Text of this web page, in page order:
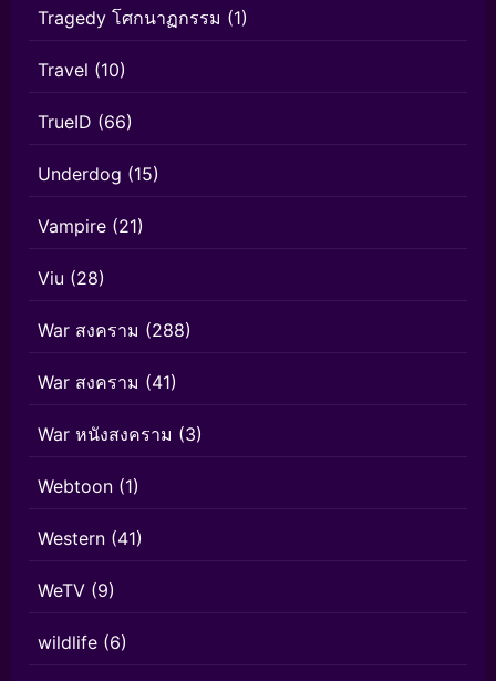
Tragedy โศกนาฏกรรม (1)
Travel (10)
TrueID (66)
Underdog (15)
Vampire (21)
Viu (28)
War สงคราม (288)
War สงคราม (41)
War หนังสงคราม (3)
Webtoon (1)
Western (41)
WeTV (9)
wildlife (6)